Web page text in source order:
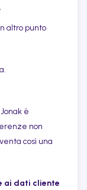
altro punto
è
non
così una
ai dati cliente